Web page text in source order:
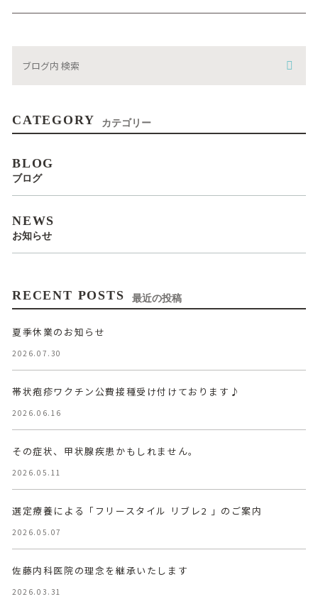
CATEGORY カテゴリー
BLOG
ブログ
NEWS
お知らせ
RECENT POSTS 最近の投稿
夏季休業のお知らせ
2026.07.30
帯状疱疹ワクチン公費接種受け付けております♪
2026.06.16
その症状、甲状腺疾患かもしれません。
2026.05.11
選定療養による「フリースタイル リブレ2 」のご案内
2026.05.07
佐藤内科医院の理念を継承いたします
2026.03.31